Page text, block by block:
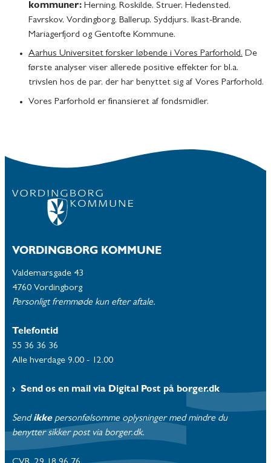
kommuner: Herning, Roskilde, Struer, Hedensted,
Favrskov, Vordingborg, Ballerup, Syddjurs, Ikast-Brande,
Mariagerfjord og Gentofte Kommune.
Aarhus Universitet forsker løbende i Vores Parforhold. De
første analyser viser allerede positive effekter for bl.a.
trivslen hos de par, der har benyttet sig af Vores Parforhold.
Vores Parforhold er finansieret af fondsmidler.
VORDINGBORG KOMMUNE
Valdemarsgade 43
4760 Vordingborg
Personligt fremmøde kun efter aftale.
Telefontid
55 36 36 36
Alle hverdage 9.00 - 12.00
Send os en mail via Digital Post på borger.dk
Send ikke personfølsomme oplysninger med mindre du
benytter sikker post via borger.dk.